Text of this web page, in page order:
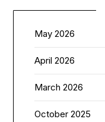
May 2026
April 2026
March 2026
October 2025